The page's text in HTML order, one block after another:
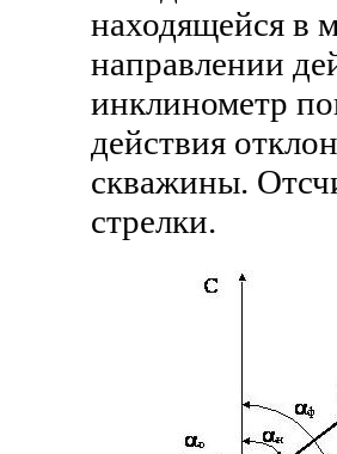
находящейся в
направлении
инклинометр
действия
скважины.
стрелки.